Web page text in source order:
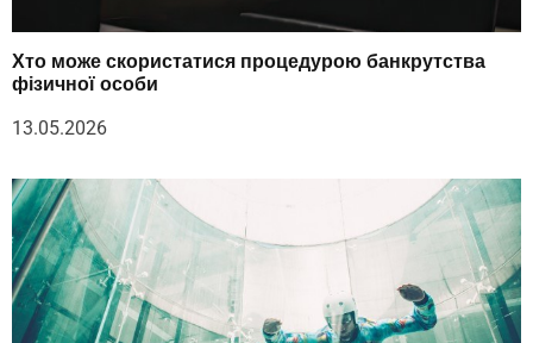
Хто може скористатися процедурою банкрутства
фізичної особи
13.05.2026